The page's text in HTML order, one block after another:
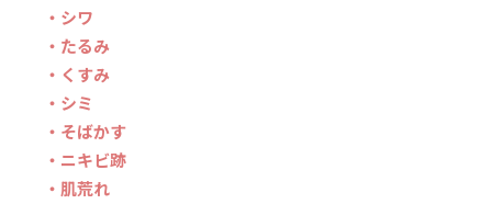
・シワ
・たるみ
・くすみ
・シミ
・そばかす
・ニキビ跡
・肌荒れ